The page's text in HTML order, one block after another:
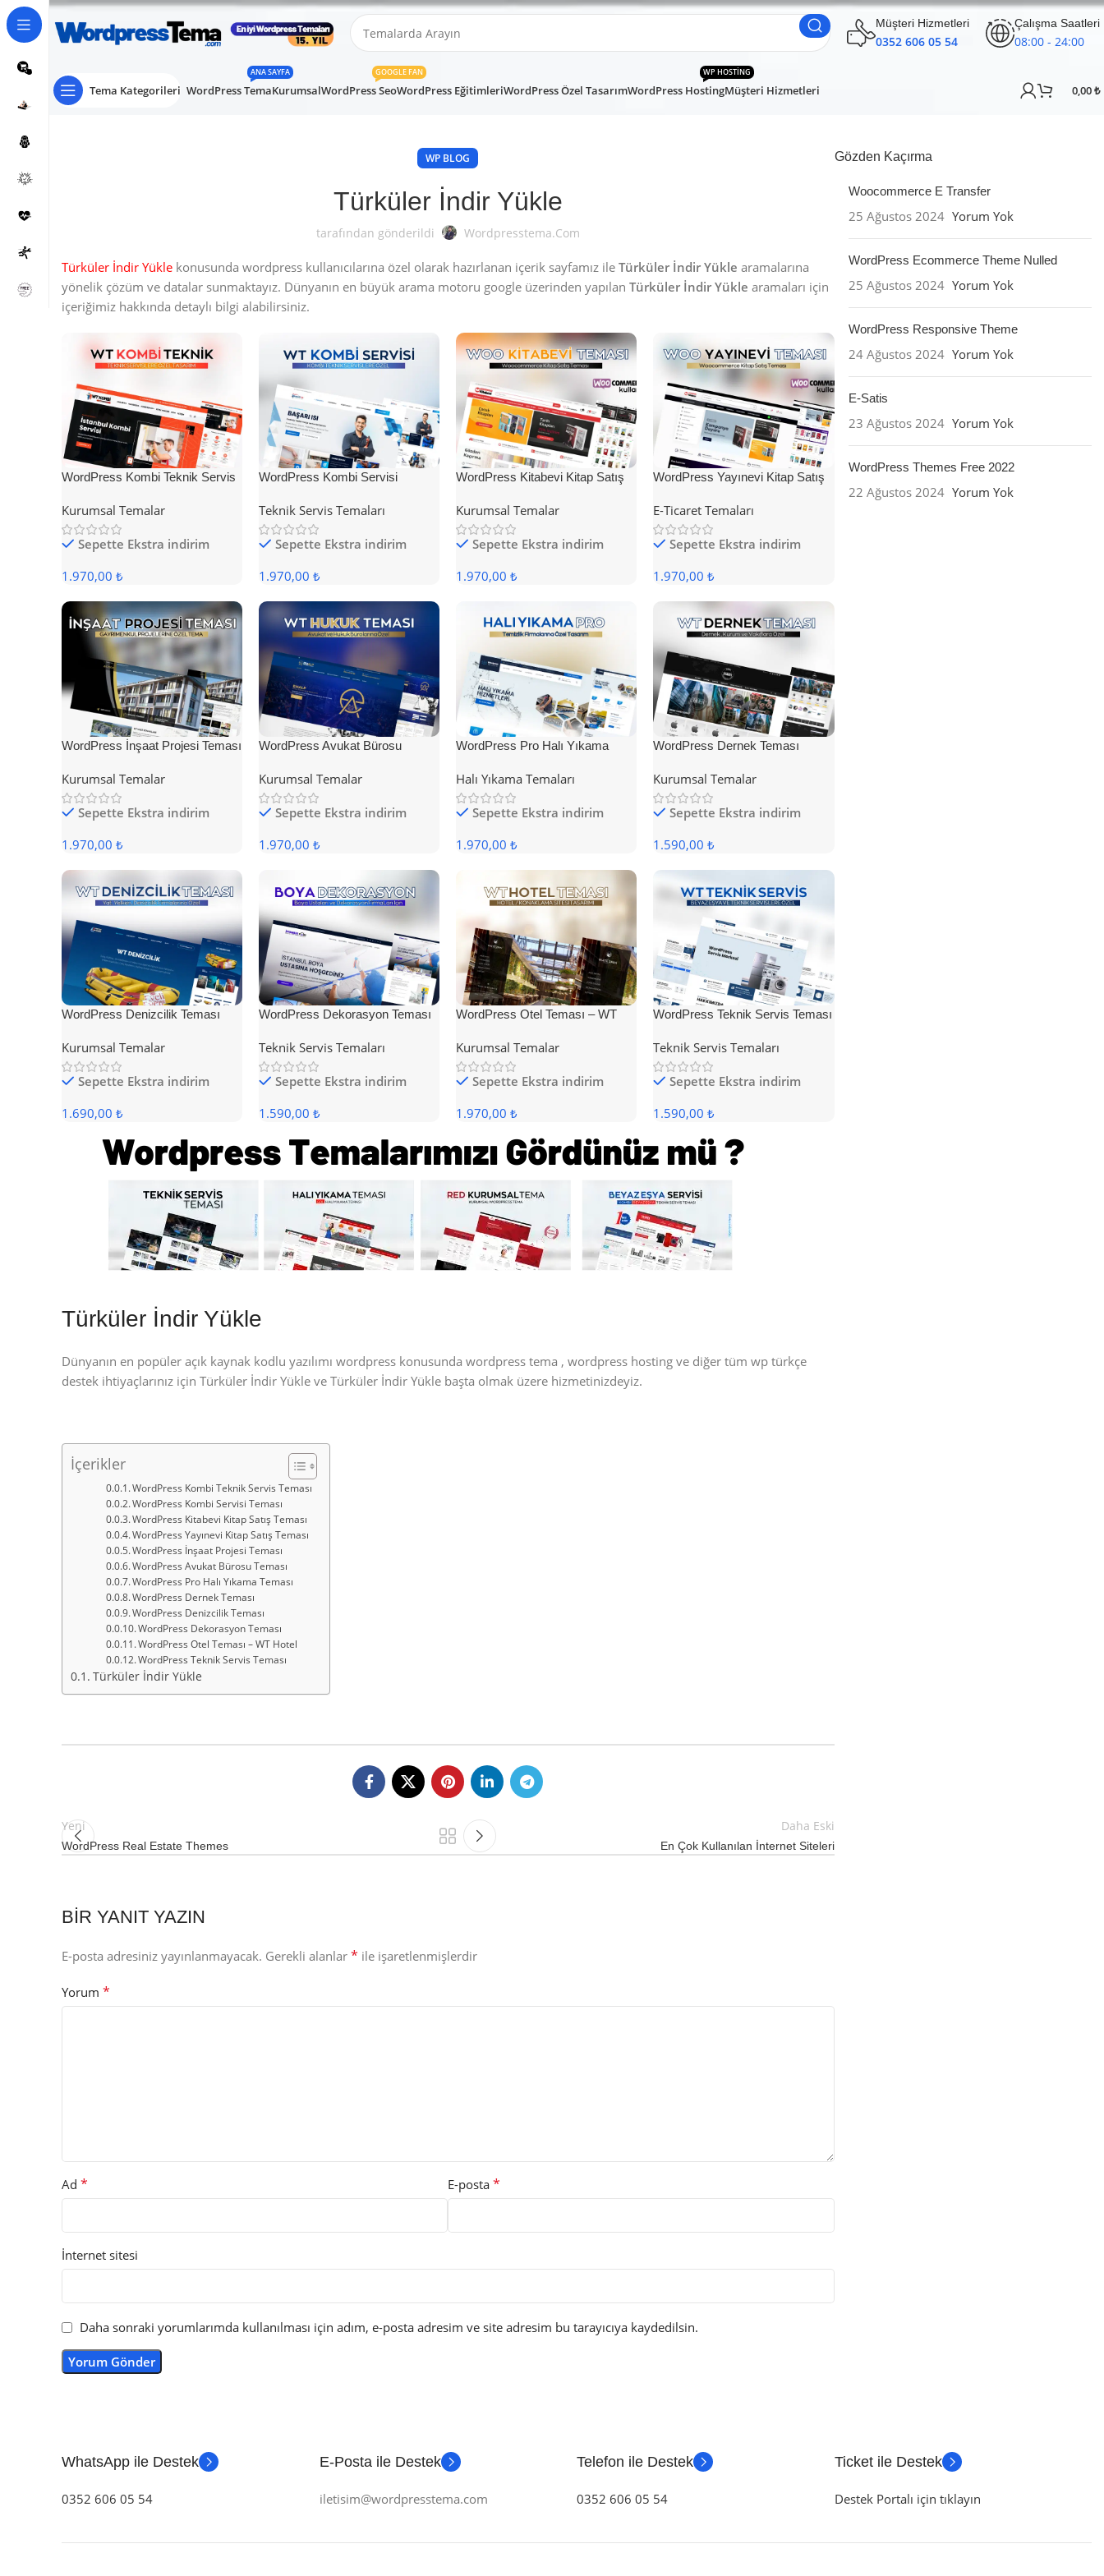
Müşteri Hizmetleri
0352 606 05 54
Çalışma Saatleri
08:00 - 24:00
Tema Kategorileri WordPress Tema
ANA SAYFA
KurumsalWordPress Seo
GOOGLE FAN
WordPress EğitimleriWordPress Özel TasarımWordPress Hosting
WP HOSTING
Müşteri Hizmetleri 0,00₺
WP BLOG
Türküler İndir Yükle
tarafından gönderildi Wordpresstema.com
Türküler İndir Yükle konusunda wordpress kullanıcılarına özel olarak hazırlanan içerik sayfamız ile Türküler İndir Yükle aramalarına
yönelik çözüm ve datalar sunmaktayız. Dünyanın en büyük arama motoru google üzerinden yapılan Türküler İndir Yükle aramaları için
içeriğimiz hakkında detaylı bilgi alabilirsiniz.
WordPress Kombi Teknik Servis
Kurumsal Temalar
Sepette Ekstra indirim
1.970,00 ₺
WordPress Kombi Servisi
Teknik Servis Temaları
Sepette Ekstra indirim
1.970,00 ₺
WordPress Kitabevi Kitap Satış
Kurumsal Temalar
Sepette Ekstra indirim
1.970,00 ₺
WordPress Yayınevi Kitap Satış
E-Ticaret Temaları
Sepette Ekstra indirim
1.970,00 ₺
WordPress İnşaat Projesi Teması
Kurumsal Temalar
Sepette Ekstra indirim
1.970,00 ₺
WordPress Avukat Bürosu
Kurumsal Temalar
Sepette Ekstra indirim
1.970,00 ₺
WordPress Pro Halı Yıkama
Halı Yıkama Temaları
Sepette Ekstra indirim
1.970,00 ₺
WordPress Dernek Teması
Kurumsal Temalar
Sepette Ekstra indirim
1.590,00 ₺
WordPress Denizcilik Teması
Kurumsal Temalar
Sepette Ekstra indirim
1.690,00 ₺
WordPress Dekorasyon Teması
Teknik Servis Temaları
Sepette Ekstra indirim
1.590,00 ₺
WordPress Otel Teması – WT
Kurumsal Temalar
Sepette Ekstra indirim
1.970,00 ₺
WordPress Teknik Servis Teması
Teknik Servis Temaları
Sepette Ekstra indirim
1.590,00 ₺
Türküler İndir Yükle
Dünyanın en popüler açık kaynak kodlu yazılımı wordpress konusunda wordpress tema , wordpress hosting ve diğer tüm wp türkçe
destek ihtiyaçlarınız için Türküler İndir Yükle ve Türküler İndir Yükle başta olmak üzere hizmetinizdeyiz.
İçerikler
WordPress Kombi Teknik Servis Teması
WordPress Kombi Servisi Teması
WordPress Kitabevi Kitap Satış Teması
WordPress Yayınevi Kitap Satış Teması
WordPress İnşaat Projesi Teması
WordPress Avukat Bürosu Teması
WordPress Pro Halı Yıkama Teması
WordPress Dernek Teması
WordPress Denizcilik Teması
WordPress Dekorasyon Teması
WordPress Otel Teması – WT Hotel
WordPress Teknik Servis Teması
Türküler İndir Yükle
Yeni
WordPress Real Estate Themes
Daha Eski
En Çok Kullanılan İnternet Siteleri
BIR YANIT YAZIN
E-posta adresiniz yayınlanmayacak. Gerekli alanlar * ile işaretlenmişlerdir
Yorum *
Ad * E-posta*
İnternet sitesi
Daha sonraki yorumlarımda kullanılması için adım, e-posta adresim ve site adresim bu tarayıcıya kaydedilsin.
Gözden Kaçırma
Woocommerce E Transfer
25 Ağustos 2024 Yorum Yok
WordPress Ecommerce Theme Nulled
25 Ağustos 2024 Yorum Yok
WordPress Responsive Theme
24 Ağustos 2024 Yorum Yok
E-Satis
23 Ağustos 2024 Yorum Yok
WordPress Themes Free 2022
22 Ağustos 2024 Yorum Yok
WhatsApp ile Destek
0352 606 05 54
E-Posta ile Destek
iletisim@wordpresstema.com
Telefon ile Destek
0352 606 05 54
Ticket ile Destek
Destek Portalı için tıklayın